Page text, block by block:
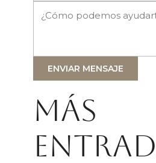
ENVIAR MENSAJE
Más